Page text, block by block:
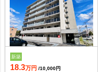
新築
18.3万円 /10,000円